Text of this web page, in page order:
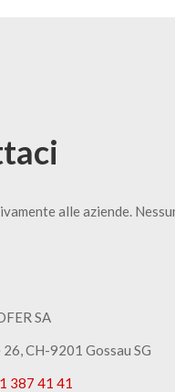
alle aziende.
SA
CH-9201 Gossau SG
387 41 41